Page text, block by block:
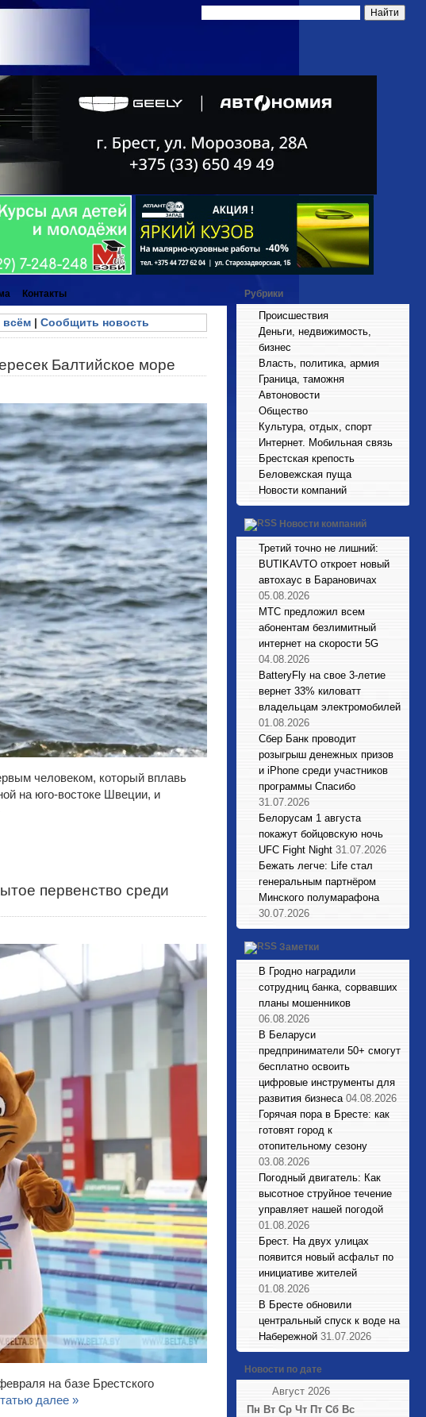
Контакты
| Сообщить новость
Балтийское море
человеком, который вплавь
на юго-востоке Швеции, и
первенство среди
на базе Брестского
далее »
Рубрики
Происшествия
Деньги, недвижимость,
бизнес
Власть, политика, армия
Граница, таможня
Автоновости
Общество
Культура, отдых, спорт
Интернет. Мобильная связь
Брестская крепость
Беловежская пуща
Новости компаний
Новости компаний
Третий точно не лишний:
BUTIKAVTO откроет новый
автохаус в Барановичах
05.08.2026
МТС предложил всем
абонентам безлимитный
интернет на скорости 5G
04.08.2026
BatteryFly на свое 3-летие
вернет 33% киловатт
владельцам электромобилей
01.08.2026
Сбер Банк проводит
розыгрыш денежных призов
и iPhone среди участников
программы Спасибо
31.07.2026
Белорусам 1 августа
покажут бойцовскую ночь
UFC Fight Night 31.07.2026
Бежать легче: Life стал
генеральным партнёром
Минского полумарафона
30.07.2026
Заметки
В Гродно наградили
сотрудниц банка, сорвавших
планы мошенников
06.08.2026
В Беларуси
предприниматели 50+ смогут
бесплатно освоить
цифровые инструменты для
развития бизнеса 04.08.2026
Горячая пора в Бресте: как
готовят город к
отопительному сезону
03.08.2026
Погодный двигатель: Как
высотное струйное течение
управляет нашей погодой
01.08.2026
Брест. На двух улицах
появится новый асфальт по
инициативе жителей
01.08.2026
В Бресте обновили
центральный спуск к воде на
Набережной 31.07.2026
Новости по дате
Август 2026
Пн Вт Ср Чт Пт Сб Вс